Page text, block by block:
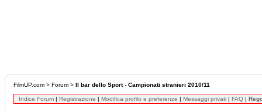
FilmUP.com > Forum > Il bar dello Sport - Campionati stranieri 2010/11
Indice Forum | Registrazione | Modifica profilo e preferenze | Messaggi privati | FAQ |